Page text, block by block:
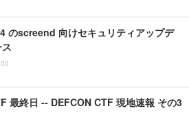
のscreend 向けセキュリティアップデ
最終日 -- DEFCON CTF 現地速報 その3